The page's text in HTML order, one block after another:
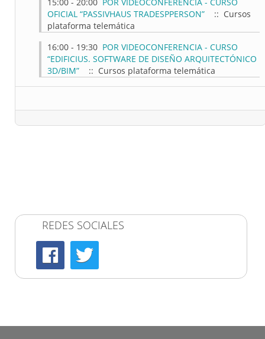
15:00 - 20:00 POR VIDEOCONFERENCIA - CURSO
OFICIAL “PASSIVHAUS TRADESPPERSON”
:: Cursos
plataforma telemática
16:00 - 19:30 POR VIDEOCONFERENCIA - CURSO
“EDIFICIUS. SOFTWARE DE DISEÑO ARQUITECTÓNICO
3D/BIM”
:: Cursos plataforma telemática
REDES SOCIALES